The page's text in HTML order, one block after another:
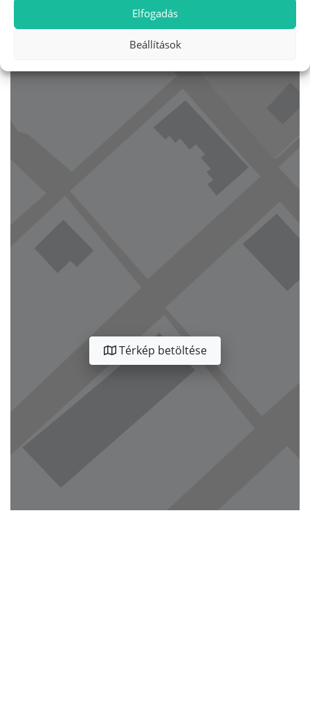
Elfogadás
Beállítások
Térkép betöltése